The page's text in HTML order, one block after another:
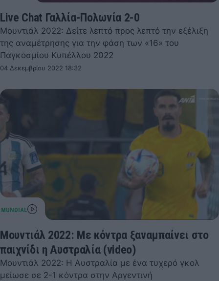
Live Chat Γαλλία-Πολωνία 2-0
Μουντιάλ 2022: Δείτε λεπτό προς λεπτό την εξέλιξη
της αναμέτρησης για την φάση των «16» του
Παγκοσμίου Κυπέλλου 2022
04 Δεκεμβρίου 2022 18:32
Μουντιάλ 2022: Με κόντρα ξαναμπαίνει στο
παιχνίδι η Αυστραλία (video)
Μουντιάλ 2022: Η Αυστραλία με ένα τυχερό γκολ
μείωσε σε 2-1 κόντρα στην Αργεντινή